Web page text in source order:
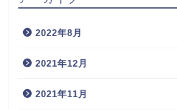
2022年8月
2021年12月
2021年11月